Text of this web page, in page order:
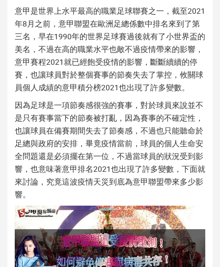
意甲是世界上水平最高的職業足球聯賽之一，截至2021
年8月之前，意甲聯盟在歐洲足總係數中排名來到了第
三名，早在1990年的世界足球賽過後就有了小世界盃的
美名，不過在高的職業水平也敵不過疫情帶來的影響，
意甲賽程2021就已經飽受疫情的影響，斷斷續續的停
賽，也讓球員對於整個賽事的節奏失去了掌控，攸關球
員個人成績的意甲積分榜2021也出現了許多變數。
因為足球是一項節奏感很強的賽事，對於球員來說並不
是只有賽事當下的節奏被打亂，因為賽事的不確定性，
也讓球員在備賽期間失去了節奏感，不過也只能聽命於
足總與政府的安排，畢竟疫情當前，球員的個人生命安
全問題還是必須擺在第一位，不過當球員的狀況受到影
響，也意味著意甲排名2021也出現了許多變數，下面就
來討論，究竟這波疫情天災到底為意甲聯盟帶來多少影
響。